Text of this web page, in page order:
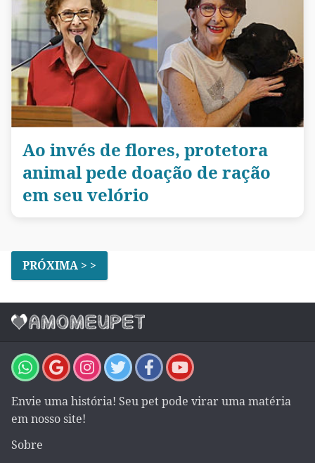
Ao invés de flores, protetora
animal pede doação de ração
em seu velório
PRÓXIMA > >
Envie uma história! Seu pet pode virar uma matéria
em nosso site!
Sobre